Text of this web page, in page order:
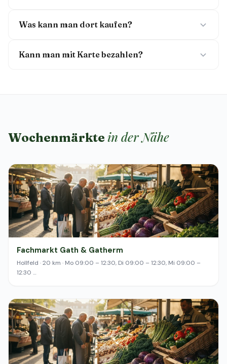
Was kann man dort kaufen?
Kann man mit Karte bezahlen?
Wochenmärkte in der Nähe
Fachmarkt Gath & Gatherm
Hollfeld · 20 km · Mo 09:00 – 12:30, Di 09:00 – 12:30, Mi 09:00 –
12:30 …